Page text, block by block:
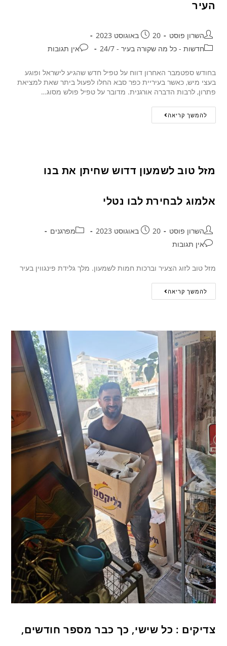
העיר
השרון פוסט
20 באוגוסט 2023
חדשות - כל מה שקורה בעיר - 24/7
אין תגובות
בחודש ספטמבר האחרון דווח על טפיל חדש שהגיע לישראל ופוגע
בעצי מיש, כאשר בעיריית כפר סבא החלו לפעול ביתר שאת למציאת
פתרון, לרבות הדברה אורגנית. מדובר על טפיל פולש מסוג…
להמשך קריאה
מזל טוב לשמעון דדוש שחיתן את בנו
אלמוג לבחירת לבו נטלי
השרון פוסט 20 באוגוסט 2023
מפרגנים
אין תגובות
מזל טוב לזוג הצעיר וברכות חמות לשמעון. מלך גלידת פינגווין בעיר
להמשך קריאה
צדיקים : כל שישי, כך כבר מספר חודשים,